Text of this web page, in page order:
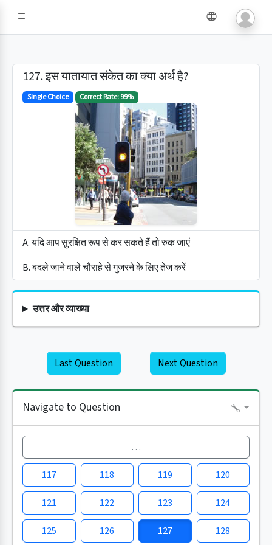
127. इस यातायात संकेत का क्या अर्थ है?
Single Choice Correct Rate: 99%
A. यदि आप सुरक्षित रूप से कर सकते हैं तो रुक जाएं
B. बदले जाने वाले चौराहे से गुजरने के लिए तेज करें
उत्तर और व्याख्या
Last Question Next Question
Navigate to Question
…
117 118 119 120
121 122 123 124
125 126 127 128